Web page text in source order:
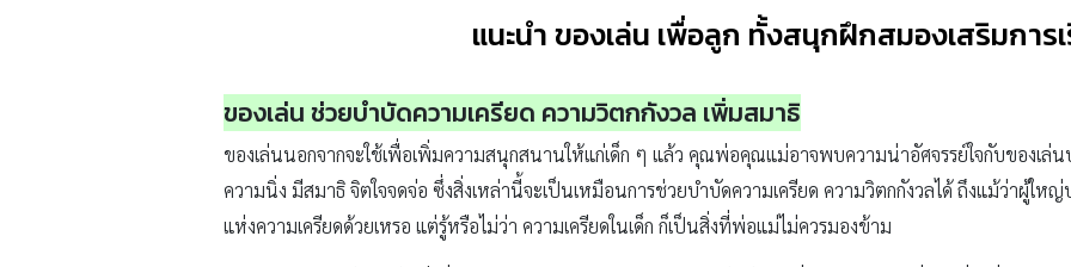
แนะนำ ของเล่น เพื่อลูก ทั้งสนุกฝึกสมองเสริมการ
ของเล่น ช่วยบำบัดความเครียด ความวิตกกังวล เพิ่มสมาธิ
ของเล่นนอกจากจะใช้เพื่อเพิ่มความสนุกสนานให้แก่เด็ก ๆ แล้ว คุณพ่อคุณแม่อาจพบความน่าอัศจรรย์ใจกับของเล่
ความนิ่ง มีสมาธิ จิตใจจดจ่อ ซึ่งสิ่งเหล่านี้จะเป็นเหมือนการช่วยบำบัดความเครียด ความวิตกกังวลได้ ถึงแม้ว่าผู้ใหญ่
แห่งความเครียดด้วยเหรอ แต่รู้หรือไม่ว่า ความเครียดในเด็ก ก็เป็นสิ่งที่พ่อแม่ไม่ควรมองข้าม